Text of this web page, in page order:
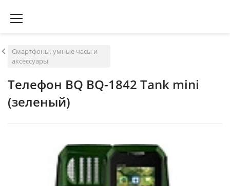
Смартфоны, умные часы и
аксессуары
Телефон BQ BQ-1842 Tank mini
(зеленый)